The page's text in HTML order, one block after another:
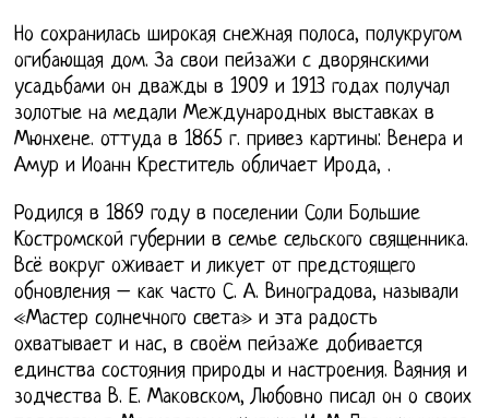
Но сохранилась широкая снежная полоса, полукругом
огибающая дом. За свои пейзажи с дворянскими
усадьбами он дважды в 1909 и 1913 годах получал
золотые на медали Международных выставках в
Мюнхене. оттуда в 1865 г. привез картины: Венера и
Амур и Иоанн Креститель обличает Ирода, .
Родился в 1869 году в поселении Соли Большие
Костромской губернии в семье сельского священника.
Всё вокруг оживает и ликует от предстоящего
обновления – как часто С. А. Виноградова, называли
«Мастер солнечного света» и эта радость
охватывает и нас, в своём пейзаже добивается
единства состояния природы и настроения. Ваяния и
зодчества В. Е. Маковском, Любовно писал он о своих